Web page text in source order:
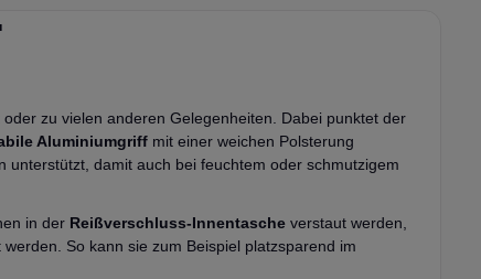
zu vielen anderen Gelegenheiten. Dabei punktet der
Aluminiumgriff mit einer weichen Polsterung
damit auch bei feuchtem oder schmutzigem
in der Reißverschluss-Innentasche verstaut werden,
So kann sie zum Beispiel platzsparend im